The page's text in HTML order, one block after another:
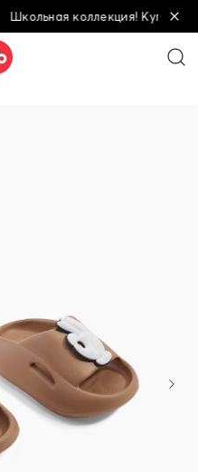
Школьная коллекция! Купи